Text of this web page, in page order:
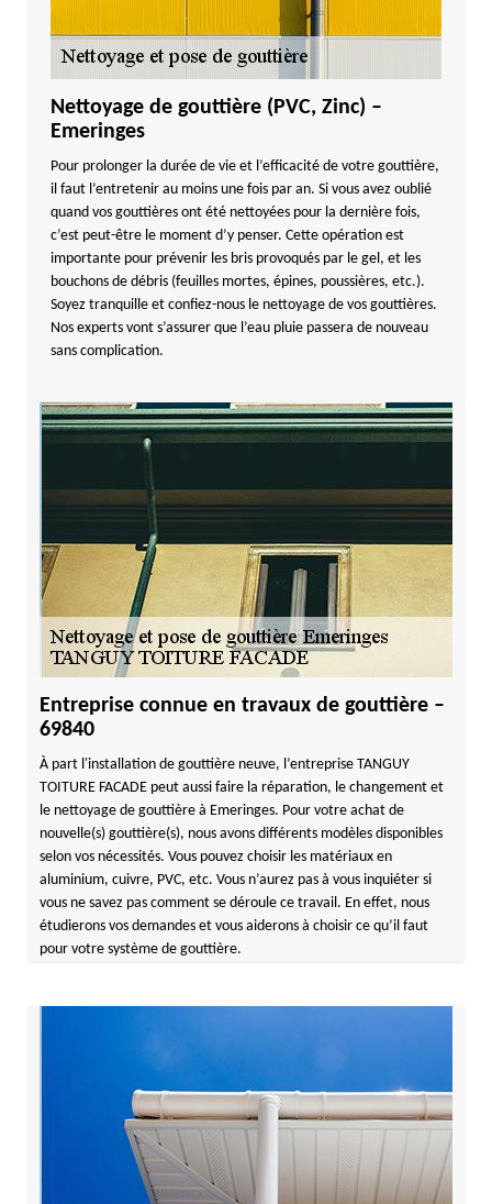
Nettoyage de gouttière (PVC, Zinc) –
Emeringes
Pour prolonger la durée de vie et l’efficacité de votre gouttière,
il faut l’entretenir au moins une fois par an. Si vous avez oublié
quand vos gouttières ont été nettoyées pour la dernière fois,
c’est peut-être le moment d’y penser. Cette opération est
importante pour prévenir les bris provoqués par le gel, et les
bouchons de débris (feuilles mortes, épines, poussières, etc.).
Soyez tranquille et confiez-nous le nettoyage de vos gouttières.
Nos experts vont s’assurer que l’eau pluie passera de nouveau
sans complication.
Entreprise connue en travaux de gouttière –
69840
À part l'installation de gouttière neuve, l’entreprise TANGUY
TOITURE FACADE peut aussi faire la réparation, le changement et
le nettoyage de gouttière à Emeringes. Pour votre achat de
nouvelle(s) gouttière(s), nous avons différents modèles disponibles
selon vos nécessités. Vous pouvez choisir les matériaux en
aluminium, cuivre, PVC, etc. Vous n’aurez pas à vous inquiéter si
vous ne savez pas comment se déroule ce travail. En effet, nous
étudierons vos demandes et vous aiderons à choisir ce qu’il faut
pour votre système de gouttière.